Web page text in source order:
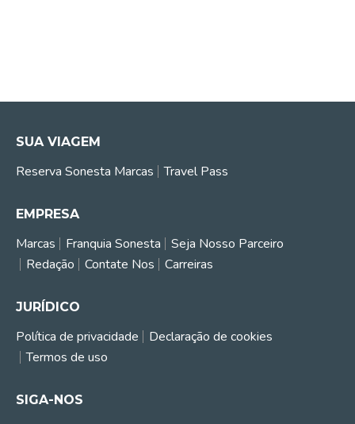
SUA VIAGEM
Reserva Sonesta Marcas Travel Pass
EMPRESA
Marcas Franquia Sonesta
Seja Nosso Parceiro
Redação
Contate Nos Carreiras
JURÍDICO
Política de privacidade
Declaração de cookies
Termos de uso
SIGA-NOS